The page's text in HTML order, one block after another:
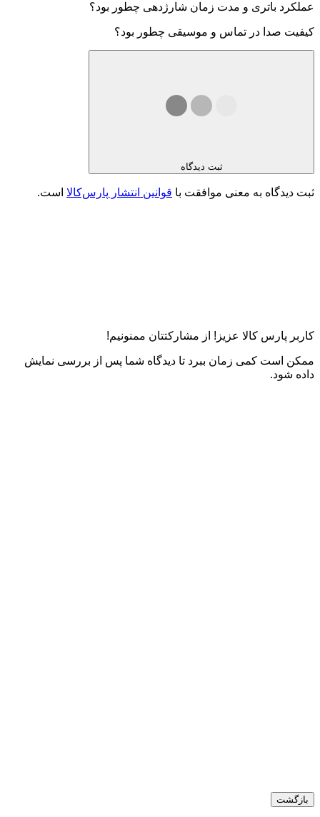
عملکرد باتری و مدت زمان شارژدهی چطور بود؟
کیفیت صدا در تماس و موسیقی چطور بود؟
ثبت دیدگاه
ثبت دیدگاه به معنی موافقت با قوانین انتشار پارس‌کالا است.
کاربر پارس کالا عزیز! از مشارکتتان ممنونیم!
ممکن است کمی زمان ببرد تا دیدگاه شما پس از بررسی نمایش
داده شود.
بازگشت